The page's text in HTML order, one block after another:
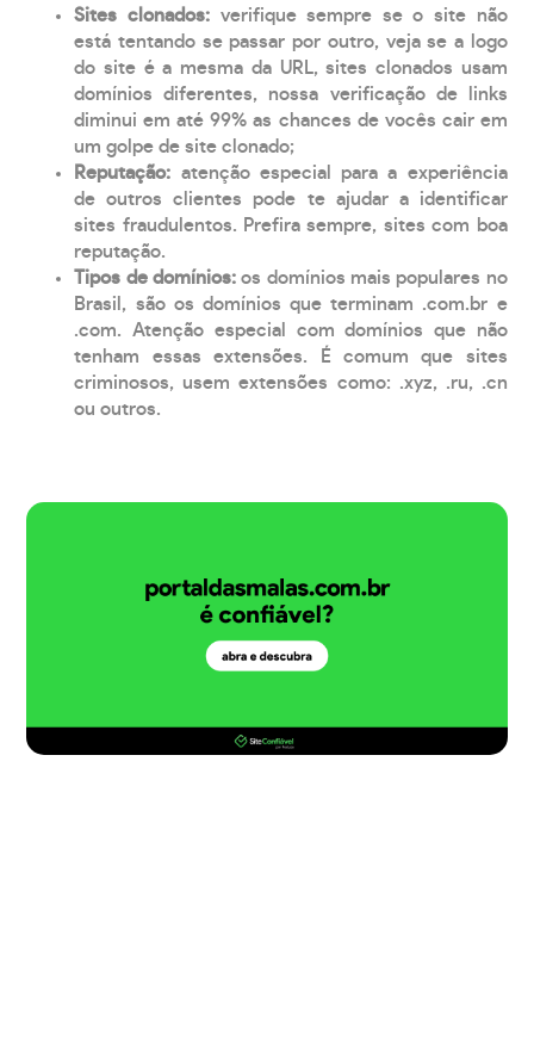
Sites clonados: verifique sempre se o site não
está tentando se passar por outro, veja se a logo
do site é a mesma da URL, sites clonados usam
domínios diferentes, nossa verificação de links
diminui em até 99% as chances de vocês cair em
um golpe de site clonado;
Reputação: atenção especial para a experiência
de outros clientes pode te ajudar a identificar
sites fraudulentos. Prefira sempre, sites com boa
reputação.
Tipos de domínios:os domínios mais populares no
Brasil, são os domínios que terminam .com.br e
.com. Atenção especial com domínios que não
tenham essas extensões. É comum que sites
criminosos, usem extensões como: .xyz, .ru, .cn
ou outros.